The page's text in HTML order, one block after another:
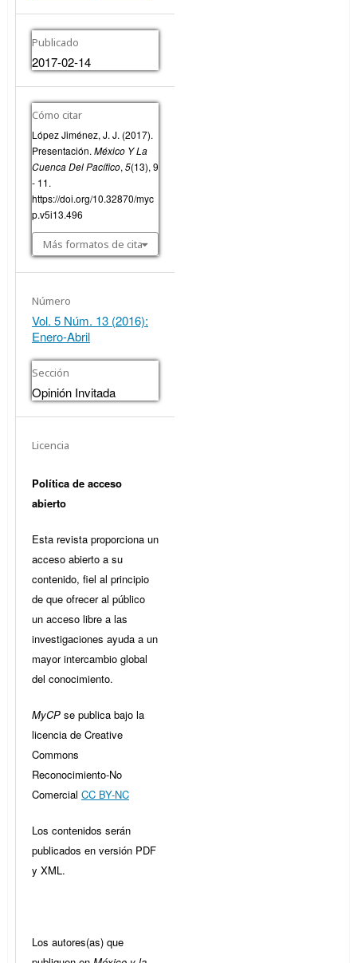
Publicado
2017-02-14
Cómo citar
López Jiménez, J. J. (2017).
Presentación. México Y La
Cuenca Del Pacífico, 5(13), 9
- 11.
https://doi.org/10.32870/myc
p.v5i13.496
Más formatos de cita
Número
Vol. 5 Núm. 13 (2016):
Enero-Abril
Sección
Opinión Invitada
Licencia
Política de acceso
abierto
Esta revista proporciona un
acceso abierto a su
contenido, fiel al principio
de que ofrecer al público
un acceso libre a las
investigaciones ayuda a un
mayor intercambio global
del conocimiento.
MyCP se publica bajo la
licencia de Creative
Commons
Reconocimiento-No
Comercial CC BY-NC
Los contenidos serán
publicados en versión PDF
y XML.
Los autores(as) que